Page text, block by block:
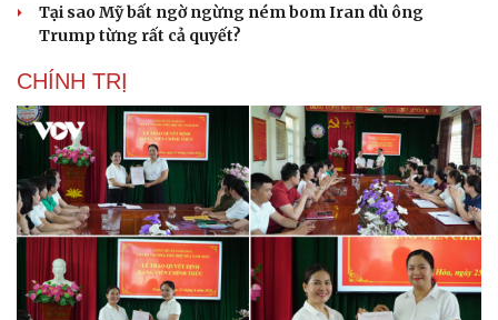
Tại sao Mỹ bất ngờ ngừng ném bom Iran dù ông
Trump từng rất cả quyết?
CHÍNH TRỊ